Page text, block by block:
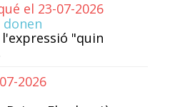
el 23-07-2026
"quin
2026